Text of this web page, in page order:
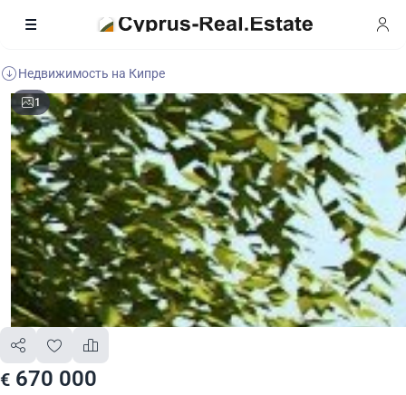
Недвижимость на Кипре
1
€ 670 000